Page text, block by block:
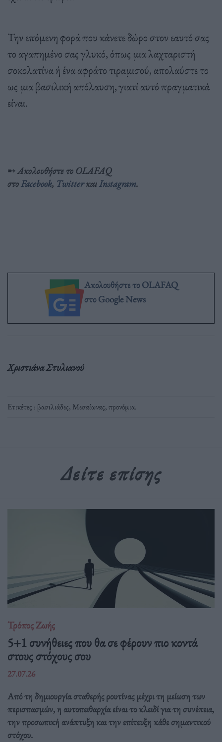
Την επόμενη φορά που κάνετε δώρο στον εαυτό σας
το αγαπημένο σας γλυκό, όπως μια λαχταριστή
σοκολατίνα ή ένα αφράτο τιραμισού, απολαύστε το
ως μια βασιλική απόλαυση, γιατί αυτό πραγματικά
είναι.
➸Ακολουθήστε το OLAFAQ
στοFacebook, Twitter καιInstagram.
Ακολουθήστε το OLAFAQ
στο Google News
Χριστιάνα Στυλιανού
Ετικέτες : βασιλιάδες, Μεσαίωνας,προνόμια.
Δείτε επίσης
Τρόπος Ζωής
5+1 συνήθειες που θα σε φέρουν πιο κοντά
στους στόχους σου
27.07.26
Από τη δημιουργία σταθερής ρουτίνας μέχρι τη μείωση των
περισπασμών, η αυτοπειθαρχία είναι το κλειδί για τη συνέπεια,
την προσωπική ανάπτυξη και την επίτευξη κάθε σημαντικού
στόχου.